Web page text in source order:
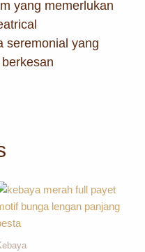
yang memerlukan
seremonial yang